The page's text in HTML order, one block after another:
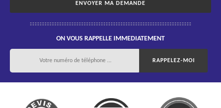
ON VOUS RAPPELLE IMMEDIATEMENT